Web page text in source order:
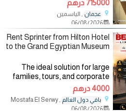
بين
715000 درهم
عجمان , الياسمين
06/08/2026
Rent Sprinter from Hilton Hotel
to the Grand Egyptian Museum
The ideal solution for large
families, tours, and corporate
groups! Enjoy a spacious,
comfortable, and reliable ride
directly from the Hilton Hotel to
4000 درهم
باقي دول العالم , Mostafa El Serwy
06/08/2026